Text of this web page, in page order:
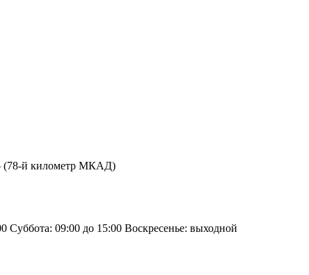
(78-й километр МКАД)
Суббота: 09:00 до 15:00 Воскресенье: выходной